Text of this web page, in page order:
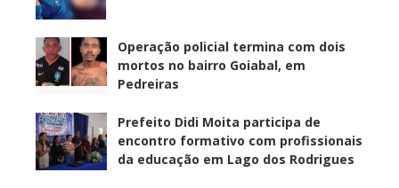
Operação policial termina com dois
mortos no bairro Goiabal, em
Pedreiras
Prefeito Didi Moita participa de
encontro formativo com profissionais
da educação em Lago dos Rodrigues